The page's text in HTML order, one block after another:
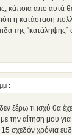
κάποια από αυτά
η κατάσταση
της
:
ξέρω τι ισχύ θα
την αίτηση μου
σχεδόν χρόνια